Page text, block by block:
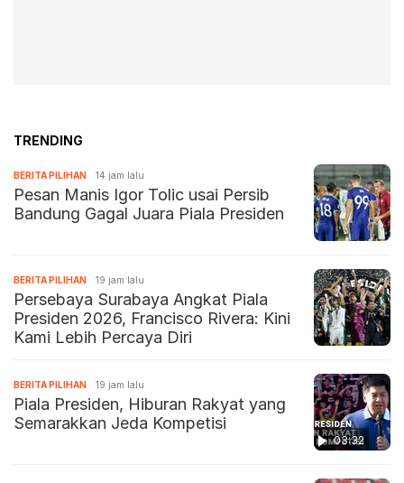
TRENDING
BERITA PILIHAN 14 jam lalu
Pesan Manis Igor Tolic usai Persib
Bandung Gagal Juara Piala Presiden
BERITA PILIHAN 19 jam lalu
Persebaya Surabaya Angkat Piala
Presiden 2026, Francisco Rivera: Kini
Kami Lebih Percaya Diri
03:32
BERITA PILIHAN 19 jam lalu
Piala Presiden, Hiburan Rakyat yang
Semarakkan Jeda Kompetisi